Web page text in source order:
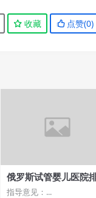
收藏 点赞(0)
俄罗斯试管婴儿医院
榜，前十名医院详细介
指导意见：...